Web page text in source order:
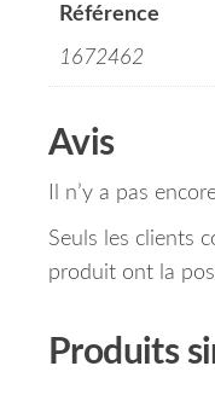
Référence
1672462
Avis
Il n’y a pas
Seuls les clients
produit ont la
Produits